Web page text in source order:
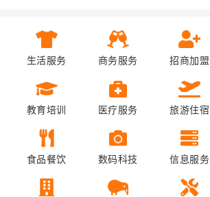
生活服务 商务服务 招商加盟
教育培训 医疗服务 旅游住宿
食品餐饮 数码科技 信息服务